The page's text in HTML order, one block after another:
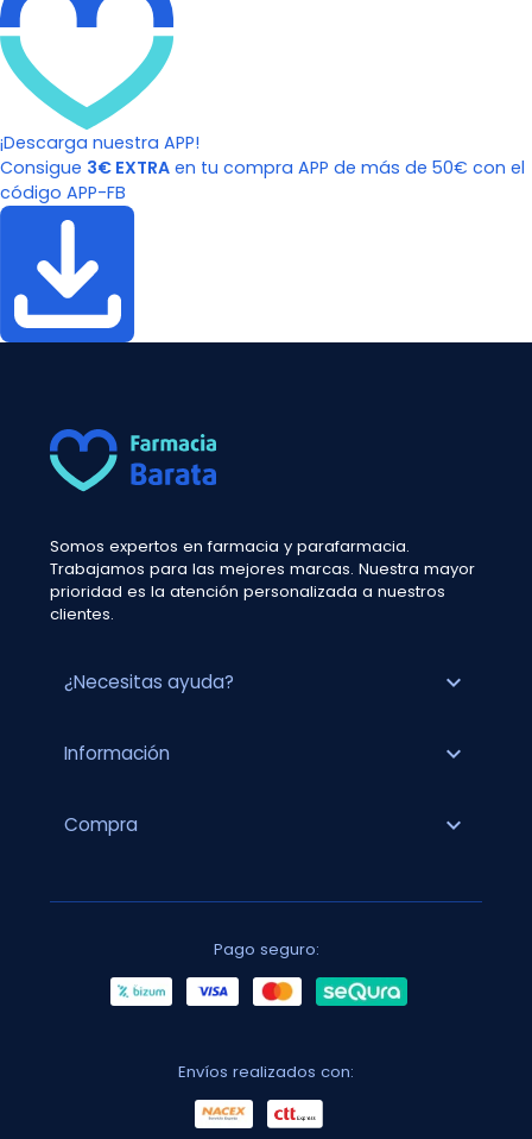
¡Descarga nuestra APP!
Consigue 3€ EXTRA en tu compra APP de más de 50€ con el
código APP-FB
Somos expertos en farmacia y parafarmacia.
Trabajamos para las mejores marcas. Nuestra mayor
prioridad es la atención personalizada a nuestros
clientes.
¿Necesitas ayuda? expand_more
Información expand_more
Compra expand_more
Pago seguro:
Envíos realizados con: